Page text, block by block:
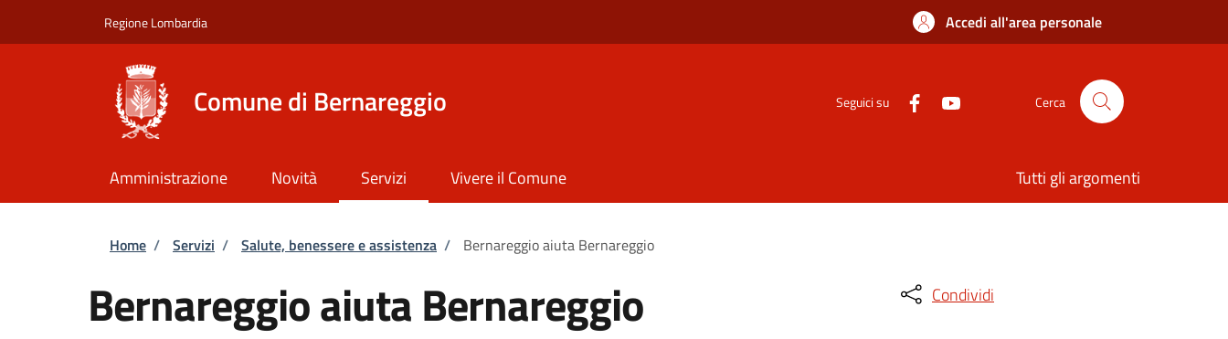
Regione Lombardia Accedi all'area personale
Comune di Bernareggio Seguici su Cerca
Amministrazione Novità Servizi Vivere il Comune Tutti gli argomenti
Briciole di pane
Home / Servizi / Salute, benessere e assistenza / Bernareggio aiuta Bernareggio
Bernareggio aiuta Bernareggio Condividi